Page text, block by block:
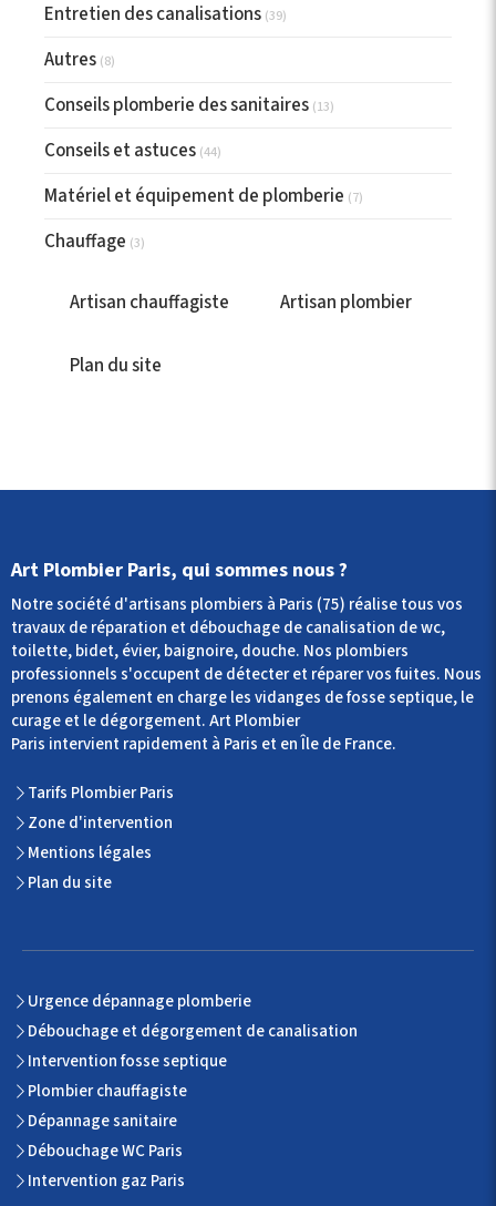
Entretien des canalisations (39)
Autres (8)
Conseils plomberie des sanitaires (13)
Conseils et astuces (44)
Matériel et équipement de plomberie (7)
Chauffage (3)
Artisan chauffagiste Artisan plombier
Plan du site
Art Plombier Paris, qui sommes nous ?
Notre société d'artisans plombiers à Paris (75) réalise tous vos
travaux de réparation et débouchage de canalisation de wc,
toilette, bidet, évier, baignoire, douche. Nos plombiers
professionnels s'occupent de détecter et réparer vos fuites. Nous
prenons également en charge les vidanges de fosse septique, le
curage et le dégorgement. Art Plombier
Paris intervient rapidement à Paris et en Île de France.
Tarifs Plombier Paris
Zone d'intervention
Mentions légales
Plan du site
Urgence dépannage plomberie
Débouchage et dégorgement de canalisation
Intervention fosse septique
Plombier chauffagiste
Dépannage sanitaire
Débouchage WC Paris
Intervention gaz Paris